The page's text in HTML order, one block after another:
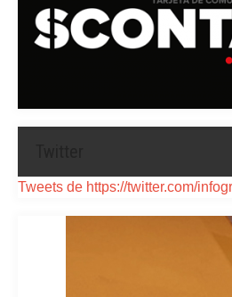
Tweets de https://twitter.com/